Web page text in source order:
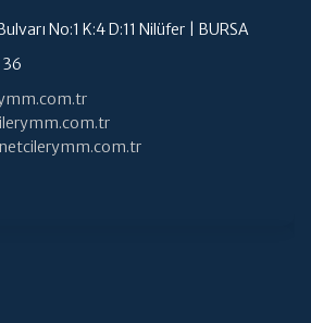
No:1 K:4 D:11 Nilüfer | BURSA
36